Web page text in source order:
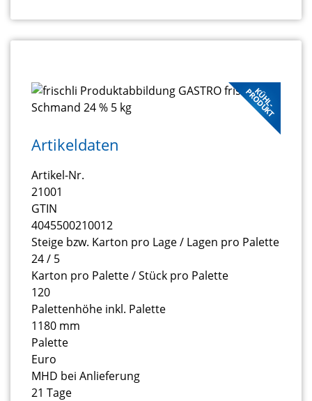
KÜHL-
PRODUKT
Artikeldaten
Artikel-Nr.
21001
GTIN
4045500210012
Steige bzw. Karton pro Lage / Lagen pro Palette
24 / 5
Karton pro Palette / Stück pro Palette
120
Palettenhöhe inkl. Palette
1180 mm
Palette
Euro
MHD bei Anlieferung
21 Tage